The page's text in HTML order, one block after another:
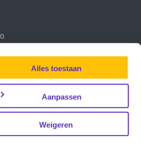
Alles toestaan
Aanpassen
Weigeren